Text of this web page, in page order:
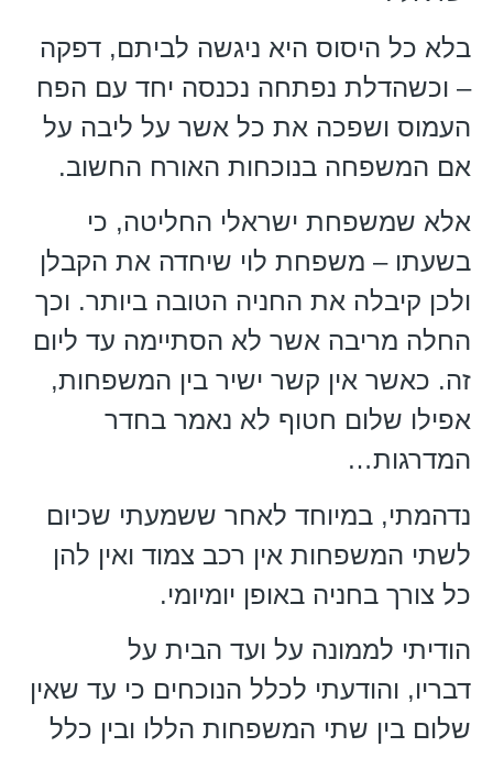
בלא כל היסוס היא ניגשה לביתם, דפקה
– וכשהדלת נפתחה נכנסה יחד עם הפח
העמוס ושפכה את כל אשר על ליבה על
אם המשפחה בנוכחות האורח החשוב.
אלא שמשפחת ישראלי החליטה, כי
בשעתו – משפחת לוי שיחדה את הקבלן
ולכן קיבלה את החניה הטובה ביותר. וכך
החלה מריבה אשר לא הסתיימה עד ליום
זה. כאשר אין קשר ישיר בין המשפחות,
אפילו שלום חטוף לא נאמר בחדר
המדרגות…
נדהמתי, במיוחד לאחר ששמעתי שכיום
לשתי המשפחות אין רכב צמוד ואין להן
כל צורך בחניה באופן יומיומי.
הודיתי לממונה על ועד הבית על
דבריו, והודעתי לכלל הנוכחים כי עד שאין
שלום בין שתי המשפחות הללו ובין כלל